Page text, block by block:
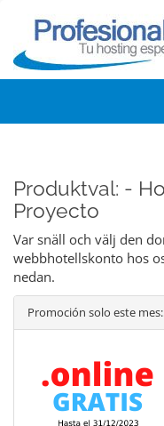
Produktval: -
Proyecto
Var snäll och välj den
webbhotellskonto hos
nedan.
Promoción solo este mes: